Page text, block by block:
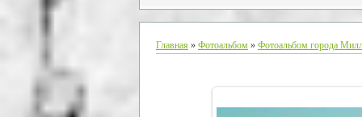
Главная » Фотоальбом » Фотоальбом города